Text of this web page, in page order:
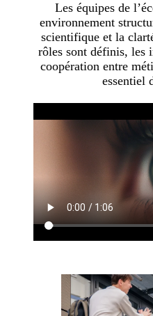
Les équipes de
environnement
scientifique et la
rôles sont définis, les
coopération entre
essentiel